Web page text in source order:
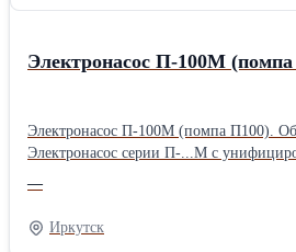
Электронасос П-100М
Электронасос П-100М (помпа П100). Общие сведения.
Электронасос серии П-...М с
минеральных масел вязкостью не более
металлорежущих станках с целью
инструмента. Концентрация
—
Иркутск